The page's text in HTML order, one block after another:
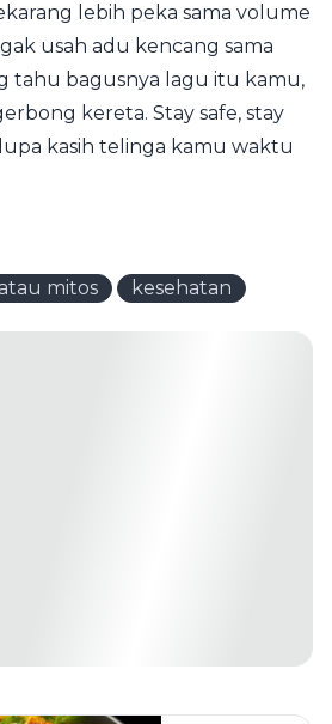
lebih peka sama volume
usah adu kencang sama
tahu bagusnya lagu itu kamu,
kereta. Stay safe, stay
kasih telinga kamu waktu
mitos kesehatan